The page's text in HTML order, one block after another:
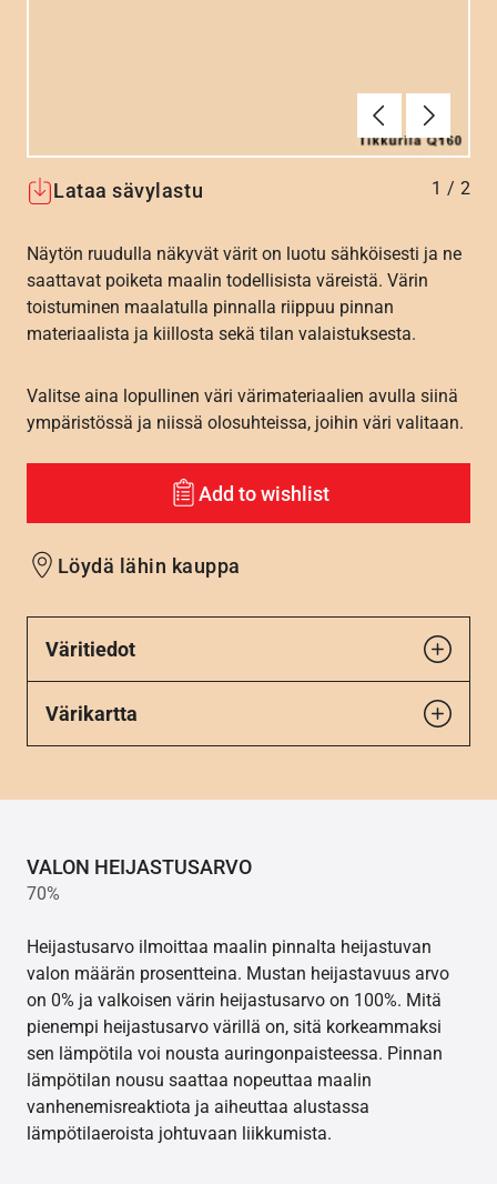
Edellinen
Lataa sävylastu 1 / 2
Näytön ruudulla näkyvät värit on luotu sähköisesti ja ne
saattavat poiketa maalin todellisista väreistä. Värin
toistuminen maalatulla pinnalla riippuu pinnan
materiaalista ja kiillosta sekä tilan valaistuksesta.
Valitse aina lopullinen väri värimateriaalien avulla siinä
ympäristössä ja niissä olosuhteissa, joihin väri valitaan.
Add to wishlist
Löydä lähin kauppa
Väritiedot
Värikartta
VALON HEIJASTUSARVO
70%
Heijastusarvo ilmoittaa maalin pinnalta heijastuvan
valon määrän prosentteina. Mustan heijastavuus arvo
on 0% ja valkoisen värin heijastusarvo on 100%. Mitä
pienempi heijastusarvo värillä on, sitä korkeammaksi
sen lämpötila voi nousta auringonpaisteessa. Pinnan
lämpötilan nousu saattaa nopeuttaa maalin
vanhenemisreaktiota ja aiheuttaa alustassa
lämpötilaeroista johtuvaan liikkumista.